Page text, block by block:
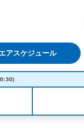
アスケジュール